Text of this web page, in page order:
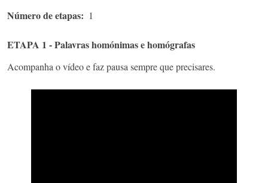
Número de etapas 1
ETAPA 1 - Palavras homónimas e homógrafas
Acompanha o vídeo e faz pausa sempre que precisares.